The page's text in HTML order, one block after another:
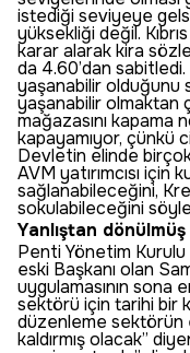
istediği seviyeye
yüksekliği değil.
karar alarak kira
da 4.60’dan
yaşanabilir olduğunu
yaşanabilir olmaktan
mağazasını kapama
kapayamıyor, çünkü
Devletin elinde
AVM yatırımcısı
sağlanabileceğini,
sokulabileceğini
Yanlıştan
Penti Yönetim Kurulu
eski Başkanı olan
uygulamasının sona
sektörü için tarihi bir
düzenleme sektörün
kaldırmış olacak”